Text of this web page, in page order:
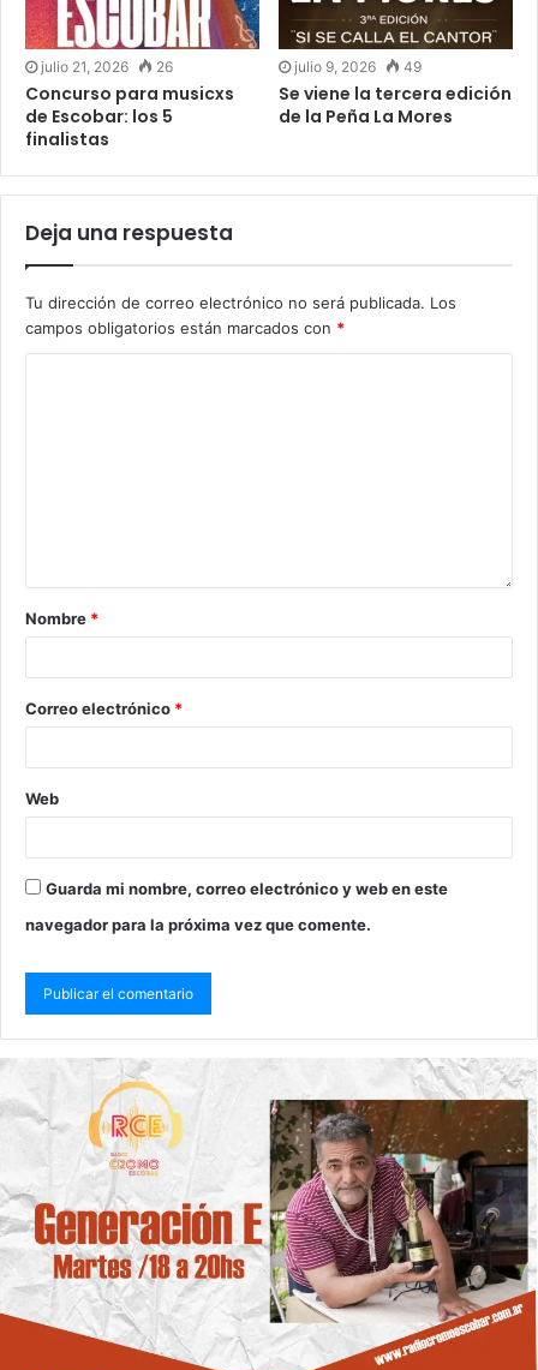
julio 21, 2026 26
Concurso para musicxs
de Escobar: los 5
finalistas
julio 9, 2026 49
Se viene la tercera edición
de la Peña La Mores
Deja una respuesta
Tu dirección de correo electrónico no será publicada. Los
campos obligatorios están marcados con *
Nombre *
Correo electrónico *
Web
Guarda mi nombre, correo electrónico y web en este
navegador para la próxima vez que comente.